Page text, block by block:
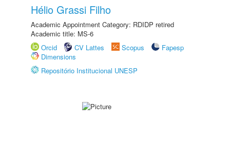
Hélio Grassi Filho
Academic Appointment Category: RDIDP retired
Academic title: MS-6
Orcid
CV Lattes Scopus
Fapesp
Dimensions
Repositório Institucional UNESP